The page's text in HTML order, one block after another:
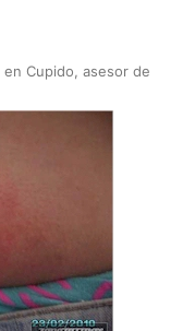
en Cupido, asesor de